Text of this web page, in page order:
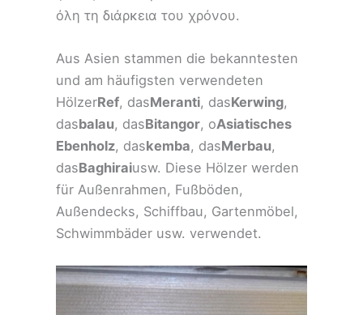
όλη τη διάρκεια του χρόνου.
Aus Asien stammen die bekanntesten
und am häufigsten verwendeten
HölzerRef, dasMeranti, dasKerwing,
dasbalau, dasBitangor, oAsiatisches
Ebenholz, daskemba, dasMerbau,
dasBaghiraiusw. Diese Hölzer werden
für Außenrahmen, Fußböden,
Außendecks, Schiffbau, Gartenmöbel,
Schwimmbäder usw. verwendet.